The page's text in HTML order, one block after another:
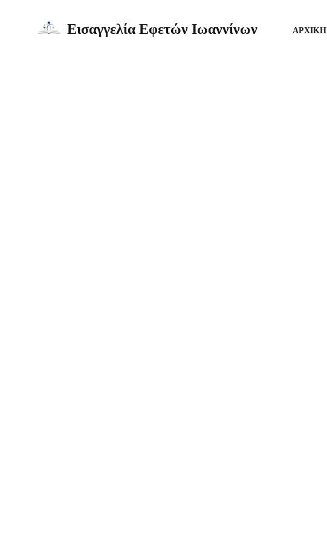
ΜεταπηδήστεΕισαγγελία Εφετών Ιωαννίνων ΑΡΧΙΚΗ